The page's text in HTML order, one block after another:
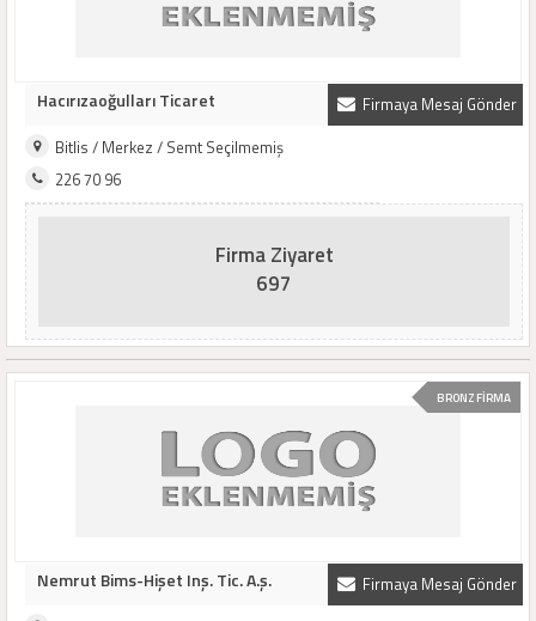
Firmaya Mesaj Gönder
Hacırızaoğulları Ticaret
Bitlis / Merkez / Semt Seçilmemiş
226 70 96
Firma Ziyaret
697
BRONZ FİRMA
Firmaya Mesaj Gönder
Nemrut Bims-Hişet Inş. Tic. A.ş.